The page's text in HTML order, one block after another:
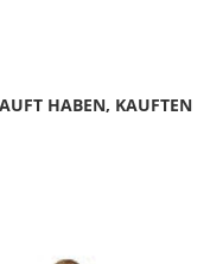
HABEN, KAUFTEN